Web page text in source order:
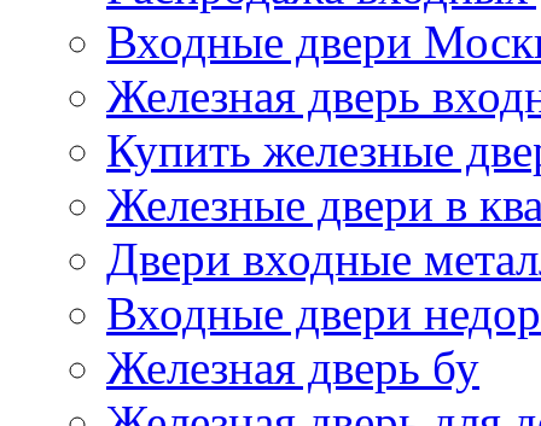
Входные двери
Железная дверь
Купить железные
Железные двери в
Двери входные
Входные двери
Железная дверь бу